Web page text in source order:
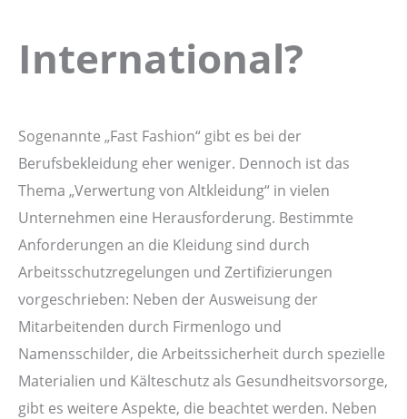
International?
Sogenannte „Fast Fashion“ gibt es bei der
Berufsbekleidung eher weniger. Dennoch ist das
Thema „Verwertung von Altkleidung“ in vielen
Unternehmen eine Herausforderung. Bestimmte
Anforderungen an die Kleidung sind durch
Arbeitsschutzregelungen und Zertifizierungen
vorgeschrieben: Neben der Ausweisung der
Mitarbeitenden durch Firmenlogo und
Namensschilder, die Arbeitssicherheit durch spezielle
Materialien und Kälteschutz als Gesundheitsvorsorge,
gibt es weitere Aspekte, die beachtet werden. Neben